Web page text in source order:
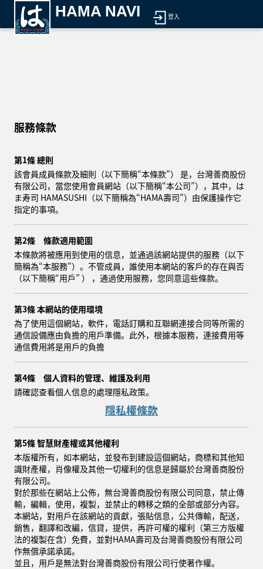
HAMA NAVI
服務條款
第1條 總則
該會員成員條款及細則（以下簡稱“本條款”） 是，台灣善商股份
有限公司，當您使用會員網站（以下簡稱“本公司”），其中，は
ま寿司 HAMASUSHI（以下簡稱為“HAMA壽司”）由保護操作它
指定的事項。
第2條 條款適用範圍
本條款將被應用到使用的信息，並通過該網站提供的服務（以下
簡稱為“本服務”）。不管成員，誰使用本網站的客戶的存在與否
（以下簡稱“用戶” ） ，通過使用服務，您同意這些條款。
第3條 本網站的使用環境
為了使用這個網站，軟件，電話訂購和互聯網連接合同等所需的
通信設備應由負擔的用戶準備。此外，根據本服務，連接費用等
通信費用將是用戶的負擔
第4條 個人資料的管理、維護及利用
請確認查看個人信息的處理隱私政策。
隱私權條款
第5條 智慧財產權或其他權利
本版權所有，如本網站，並發布到建設這個網站，商標和其他知
識財產權，肖像權及其他一切權利的信息是歸屬於台灣善商股份
有限公司。
對於那些在網站上公佈，無台灣善商股份有限公司同意，禁止傳
輸，編輯，使用，複製，並禁止的轉移之類的全部或部分內容。
本網站，對用戶在該網站的貢獻，張貼信息，公共傳輸，配送，
銷售，翻譯和改編，信貸，提供，再許可權的權利（第三方版權
法的複製在含）免費，並對HAMA壽司及台灣善商股份有限公司
作無償承諾承諾。
並且，用戶是無法對台灣善商股份有限公司行使著作權。
登入